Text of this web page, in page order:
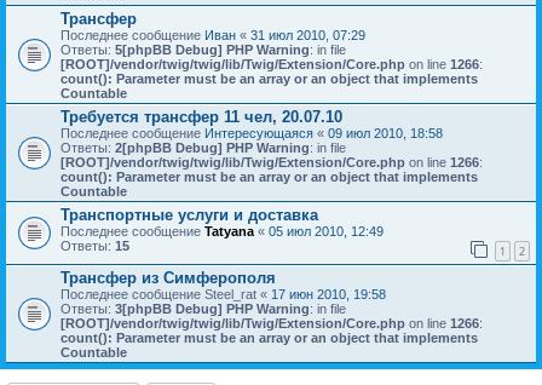
Трансфер
Последнее сообщение Иван « 31 июл 2010, 07:29
Ответы: 5[phpBB Debug] PHP Warning: in file
[ROOT]/vendor/twig/twig/lib/Twig/Extension/Core.php on line 1266:
count(): Parameter must be an array or an object that implements
Countable
Требуется трансфер 11 чел, 20.07.10
Последнее сообщение Интересующаяся « 09 июл 2010, 18:58
Ответы: 2[phpBB Debug] PHP Warning: in file
[ROOT]/vendor/twig/twig/lib/Twig/Extension/Core.php on line 1266:
count(): Parameter must be an array or an object that implements
Countable
Транспортные услуги и доставка
Последнее сообщение Tatyana « 05 июл 2010, 12:49
Ответы: 15 1 2
Трансфер из Симферополя
Последнее сообщение Steel_rat « 17 июн 2010, 19:58
Ответы: 3[phpBB Debug] PHP Warning: in file
[ROOT]/vendor/twig/twig/lib/Twig/Extension/Core.php on line 1266:
count(): Parameter must be an array or an object that implements
Countable